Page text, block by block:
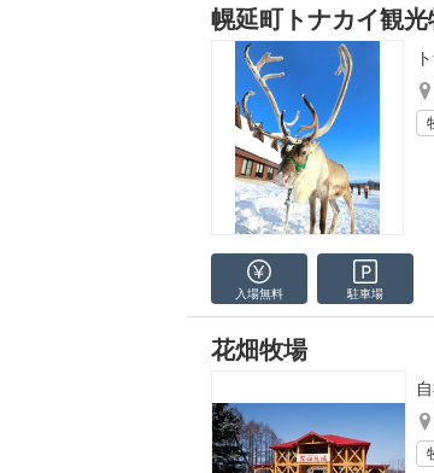
幌延町トナカイ観光
入場無料 駐車場
花畑牧場